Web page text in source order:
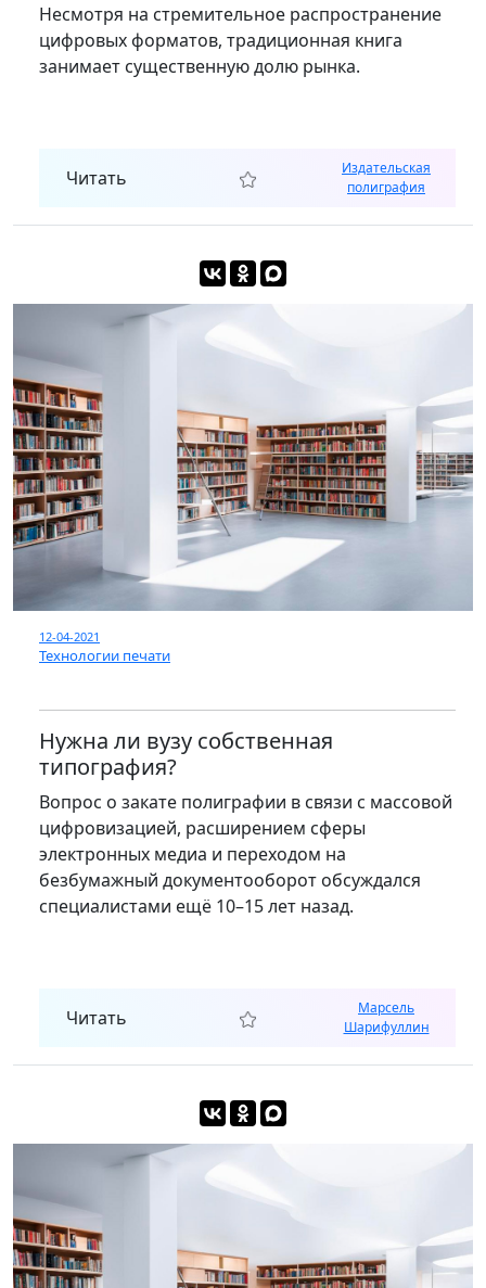
Несмотря на стремительное распространение
цифровых форматов, традиционная книга
занимает существенную долю рынка.
Читать
Издательская
полиграфия
12-04-2021
Технологии печати
Нужна ли вузу собственная
типография?
Вопрос о закате полиграфии в связи с массовой
цифровизацией, расширением сферы
электронных медиа и переходом на
безбумажный документооборот обсуждался
специалистами ещё 10–15 лет назад.
Читать
Марсель
Шарифуллин